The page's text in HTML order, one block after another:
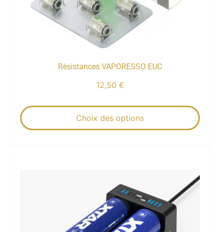
Résistances VAPORESSO EUC
12,50 €
Choix des options